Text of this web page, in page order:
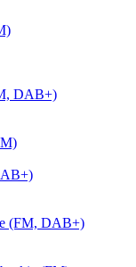
DAB+)
(FM, DAB+)